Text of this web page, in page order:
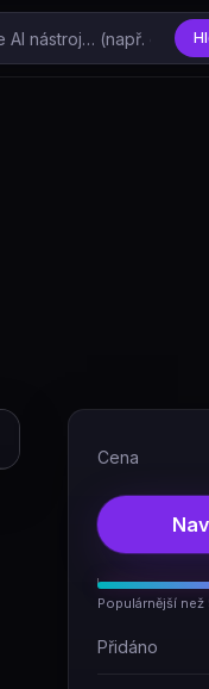
Cena
Populárnější
Přidáno